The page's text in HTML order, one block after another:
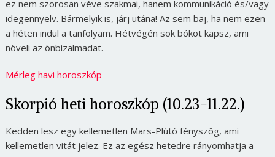
ez nem szorosan véve szakmai, hanem kommunikáció és/vagy
idegennyelv. Bármelyik is, járj utána! Az sem baj, ha nem ezen
a héten indul a tanfolyam. Hétvégén sok bókot kapsz, ami
növeli az önbizalmadat.
Mérleg havi horoszkóp
Skorpió heti horoszkóp (10.23-11.22.)
Kedden lesz egy kellemetlen Mars-Plútó fényszög, ami
kellemetlen vitát jelez. Ez az egész hetedre rányomhatja a